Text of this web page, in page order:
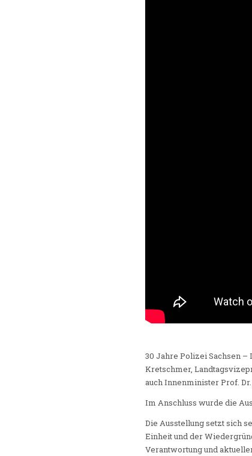
30 Jahre Polizei Sachsen
Kretschmer,
auch Innenminister Prof.
Im Anschluss wurde die
Die Ausstellung setzt sich
Einheit und der
Verantwortung und